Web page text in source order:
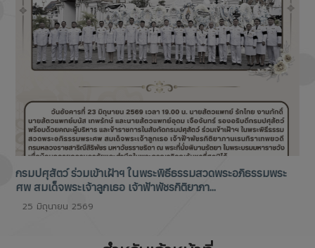
กรมปศุสัตว์ ร่วมเข้าเฝ้าฯ ในพระพิธีธรรมสวดพระอภิธรรมพระ
ศพ สมเด็จพระเจ้าลูกเธอ เจ้าฟ้าพัชรกิติยาภา...
25 มิถุนายน 2569